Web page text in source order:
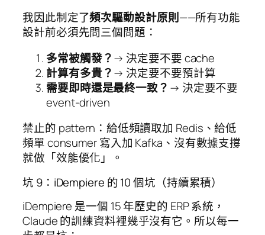
我因此制定了頻次驅動設計原則——所有功能
設計前必須先問三個問題：
多常被觸發？→ 決定要不要 cache
計算有多貴？→ 決定要不要預計算
需要即時還是最終一致？ → 決定要不要
event-driven
禁止的 pattern：給低頻讀取加 Redis、給低
頻單 consumer 寫入加 Kafka、沒有數據支撐
就做「效能優化」。
坑 9：iDempiere 的 10 個坑（持續累積）
iDempiere 是一個 15 年歷史的 ERP 系統，
Claude 的訓練資料裡幾乎沒有它。所以每一